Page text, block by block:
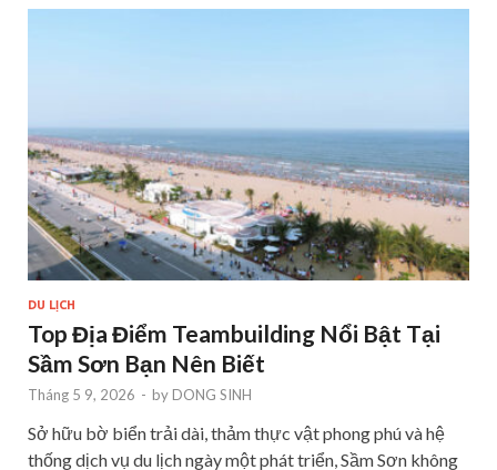
DU LỊCH
Top Địa Điểm Teambuilding Nổi Bật Tại
Sầm Sơn Bạn Nên Biết
Tháng 5 9, 2026 - by DONG SINH
Sở hữu bờ biển trải dài, thảm thực vật phong phú và hệ
thống dịch vụ du lịch ngày một phát triển, Sầm Sơn không